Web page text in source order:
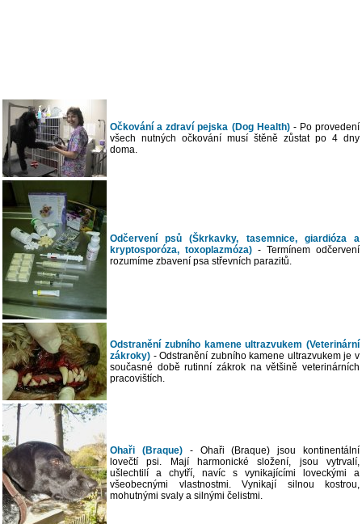
Očkování a zdraví pejska (Dog Health)- Po provedení
všech nutných očkování musí štěně zůstat po 4 dny
doma.
Odčervení psů (Škrkavky, tasemnice, giardióza a
kryptosporóza, toxoplazmóza) - Termínem odčervení
rozumíme zbavení psa střevních parazitů.
Odstranění zubního kamene ultrazvukem (Veterinární
zákroky) - Odstranění zubního kamene ultrazvukem je v
současné době rutinní zákrok na většině veterinárních
pracovištích.
Ohaři (Braque)- Ohaři (Braque) jsou kontinentální
lovečtí psi. Mají harmonické složení, jsou vytrvalí,
ušlechtilí a chytří, navíc s vynikajícími loveckými a
všeobecnými vlastnostmi. Vynikají silnou kostrou,
mohutnými svaly a silnými čelistmi.